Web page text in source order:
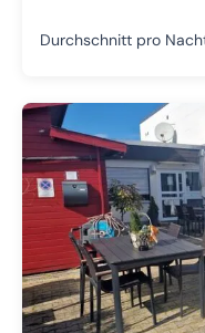
Durchschnitt pro